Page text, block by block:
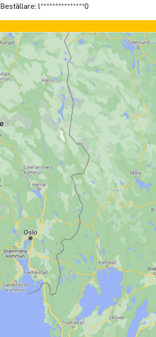
Beställare: l***************0